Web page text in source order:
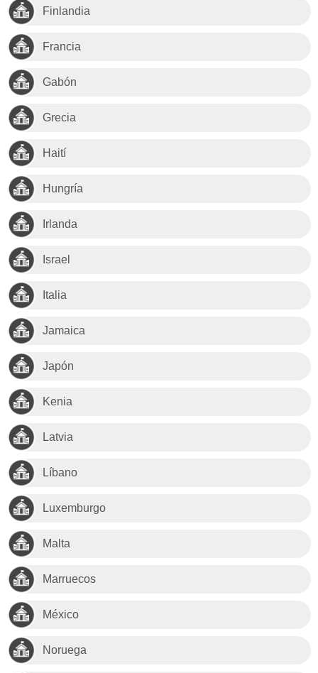
Finlandia
Francia
Gabón
Grecia
Haití
Hungría
Irlanda
Israel
Italia
Jamaica
Japón
Kenia
Latvia
Líbano
Luxemburgo
Malta
Marruecos
México
Noruega